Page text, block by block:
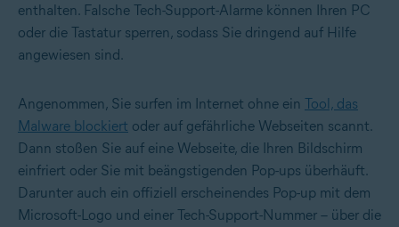
enthalten. Falsche Tech-Support-Alarme können Ihren PC
oder die Tastatur sperren, sodass Sie dringend auf Hilfe
angewiesen sind.
Angenommen, Sie surfen im Internet ohne ein Tool, das
Malware blockiert oder auf gefährliche Webseiten scannt.
Dann stoßen Sie auf eine Webseite, die Ihren Bildschirm
einfriert oder Sie mit beängstigenden Pop-ups überhäuft.
Darunter auch ein offiziell erscheinendes Pop-up mit dem
Microsoft-Logo und einer Tech-Support-Nummer – über die